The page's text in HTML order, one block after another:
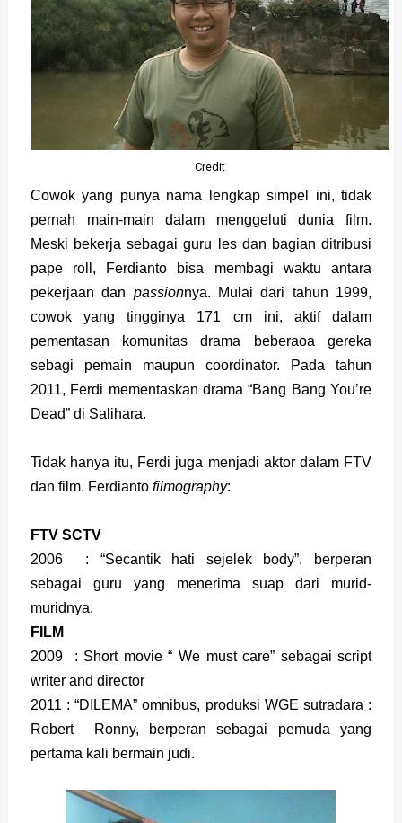
Credit
Cowok yang punya nama lengkap simpel ini, tidak
pernah main-main dalam menggeluti dunia film.
Meski bekerja sebagai guru les dan bagian ditribusi
pape roll, Ferdianto bisa membagi waktu antara
pekerjaan dan passionnya. Mulai dari tahun 1999,
cowok yang tingginya 171 cm ini, aktif dalam
pementasan komunitas drama beberaoa gereka
sebagi pemain maupun coordinator. Pada tahun
2011, Ferdi mementaskan drama “Bang Bang You’re
Dead” di Salihara.
Tidak hanya itu, Ferdi juga menjadi aktor dalam FTV
dan film. Ferdianto filmography:
FTV SCTV
2006 : “Secantik hati sejelek body”, berperan
sebagai guru yang menerima suap dari murid-
muridnya.
FILM
2009 : Short movie “ We must care” sebagai script
writer and director
2011 : “DILEMA” omnibus, produksi WGE sutradara :
Robert Ronny, berperan sebagai pemuda yang
pertama kali bermain judi.